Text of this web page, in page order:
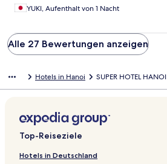
YUKI, Aufenthalt von 1 Nacht
Alle 27 Bewertungen anzeigen
Hotels in Hanoi SUPER HOTEL HANOI
Top-Reiseziele
Hotels in Deutschland